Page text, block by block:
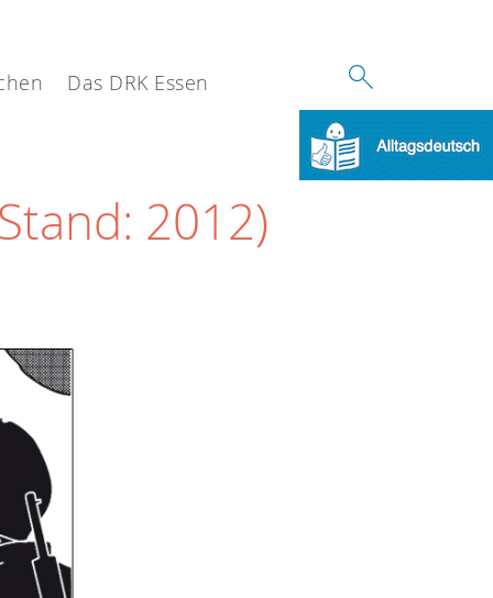
Das DRK Essen
2012)